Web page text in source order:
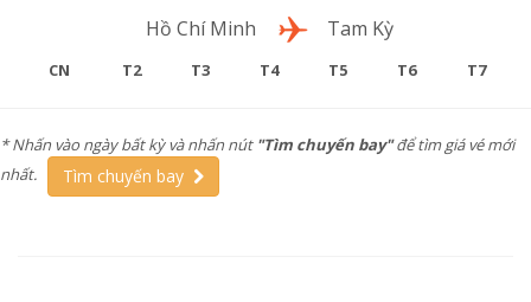
Hồ Chí Minh Tam Kỳ
CN T2 T3 T4 T5 T6 T7
* Nhấn vào ngày bất kỳ và nhấn nút "Tìm chuyến bay"để tìm giá vé mới
nhất.
Tìm chuyến bay